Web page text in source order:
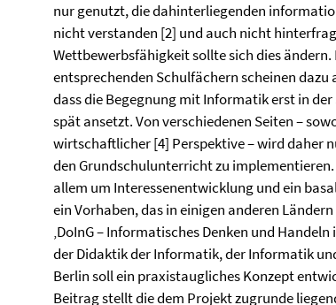
nur genutzt, die dahinterliegenden
nicht verstanden [2] und auch nicht
Wettbewerbsfähigkeit sollte sich dies
entsprechenden Schulfächern scheinen
dass die Begegnung mit Informatik erst in
spät ansetzt. Von verschiedenen Seiten –
wirtschaftlicher [4] Perspektive – wird daher
den Grundschulunterricht zu
allem um Interessenentwicklung und ein
ein Vorhaben, das in einigen anderen
‚DoInG – Informatisches Denken und
der Didaktik der Informatik, der Informatik
Berlin soll ein praxistaugliches Konzept
Beitrag stellt die dem Projekt zugrunde